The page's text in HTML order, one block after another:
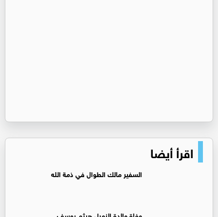
اقرأ أيضا
السفير مالك الطوال في ذمة الله